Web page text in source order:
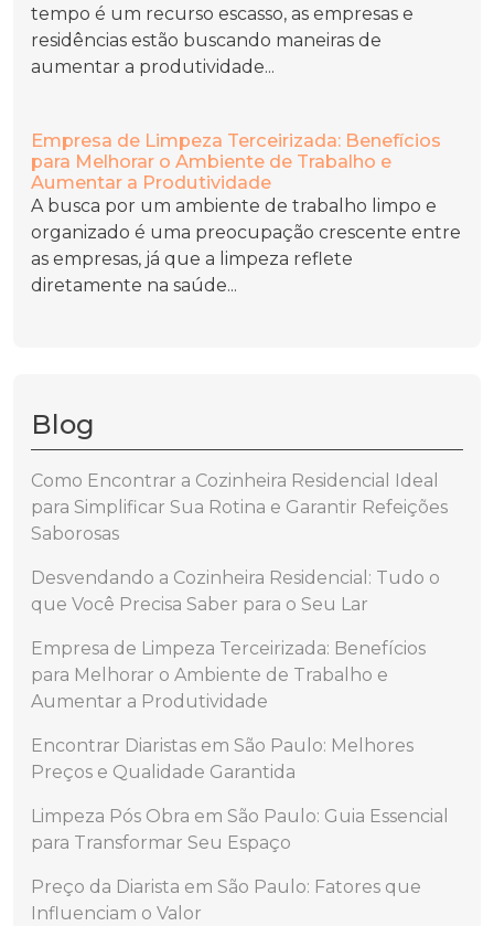
tempo é um recurso escasso, as empresas e
residências estão buscando maneiras de
aumentar a produtividade...
Empresa de Limpeza Terceirizada: Benefícios
para Melhorar o Ambiente de Trabalho e
Aumentar a Produtividade
A busca por um ambiente de trabalho limpo e
organizado é uma preocupação crescente entre
as empresas, já que a limpeza reflete
diretamente na saúde...
Blog
Como Encontrar a Cozinheira Residencial Ideal
para Simplificar Sua Rotina e Garantir Refeições
Saborosas
Desvendando a Cozinheira Residencial: Tudo o
que Você Precisa Saber para o Seu Lar
Empresa de Limpeza Terceirizada: Benefícios
para Melhorar o Ambiente de Trabalho e
Aumentar a Produtividade
Encontrar Diaristas em São Paulo: Melhores
Preços e Qualidade Garantida
Limpeza Pós Obra em São Paulo: Guia Essencial
para Transformar Seu Espaço
Preço da Diarista em São Paulo: Fatores que
Influenciam o Valor